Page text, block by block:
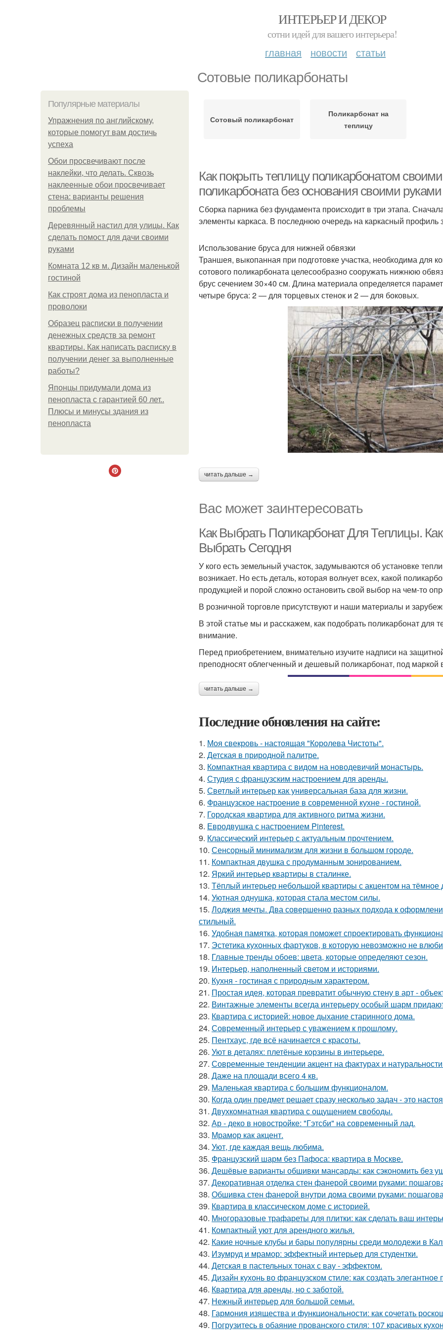
ИНТЕРЬЕР И ДЕКОР
сотни идей для вашего интерьера!
главная новости статьи
Сотовые поликарбонаты
Популярные материалы
Упражнения по английскому,
которые помогут вам достичь
успеха
Обои просвечивают после
наклейки, что делать. Сквозь
наклеенные обои просвечивает
стена: варианты решения
проблемы
Деревянный настил для улицы. Как
сделать помост для дачи своими
руками
Комната 12 кв м. Дизайн маленькой
гостиной
Как строят дома из пенопласта и
проволоки
Образец расписки в получении
денежных средств за ремонт
квартиры. Как написать расписку в
получении денег за выполненные
работы?
Японцы придумали дома из
пенопласта с гарантией 60 лет..
Плюсы и минусы здания из
пенопласта
Сотовый поликарбонат
Поликарбонат на
теплицу
Как покрыть теплицу поликарбонатом
поликарбоната без основания своими руками
Сборка парника без фундамента происходит в три этапа.
элементы каркаса. В последнюю очередь на каркасный профиль
Использование бруса для нижней обвязки
Траншея, выкопанная при подготовке участка, необходима для
сотового поликарбоната целесообразно сооружать нижнюю
брус сечением 30×40 см. Длина материала определяется
четыре бруса: 2 — для торцевых стенок и 2 — для боковых.
читать дальше →
Вас может заинтересовать
Как Выбрать Поликарбонат Для Теплицы.
Выбрать Сегодня
У кого есть земельный участок, задумываются об установке
возникает. Но есть деталь, которая волнует всех, какой
продукцией и порой сложно остановить свой выбор на чем-то
В розничной торговле присутствуют и наши материалы и
В этой статье мы и расскажем, как подобрать поликарбонат для
внимание.
Перед приобретением, внимательно изучите надписи на
преподносят облегченный и дешевый поликарбонат, под маркой
читать дальше →
Последние обновления на сайте:
1. Моя свекровь - настоящая "Королева Чистоты".
2. Детская в природной палитре.
3. Компактная квартира с видом на новодевичий монастырь.
4. Студия с французским настроением для аренды.
5. Светлый интерьер как универсальная база для жизни.
6. Французское настроение в современной кухне - гостиной.
7. Городская квартира для активного ритма жизни.
8. Евродвушка с настроением Pinterest.
9. Классический интерьер с актуальным прочтением.
10. Сенсорный минимализм для жизни в большом городе.
11. Компактная двушка с продуманным зонированием.
12. Яркий интерьер квартиры в сталинке.
13. Тёплый интерьер небольшой квартиры с акцентом на тёмное
14. Уютная однушка, которая стала местом силы.
15. Лоджия мечты. Два совершенно разных подхода к
стильный.
16. Удобная памятка, которая поможет спроектировать
17. Эстетика кухонных фартуков, в которую невозможно не
18. Главные тренды обоев: цвета, которые определяют сезон.
19. Интерьер, наполненный светом и историями.
20. Кухня - гостиная с природным характером.
21. Простая идея, которая превратит обычную стену в арт -
22. Винтажные элементы всегда интерьеру особый шарм
23. Квартира с историей: новое дыхание старинного дома.
24. Современный интерьер с уважением к прошлому.
25. Пентхаус, где всё начинается с красоты.
26. Уют в деталях: плетёные корзины в интерьере.
27. Современные тенденции акцент на фактурах и
28. Даже на площади всего 4 кв.
29. Маленькая квартира с большим функционалом.
30. Когда один предмет решает сразу несколько задач - это
31. Двухкомнатная квартира с ощущением свободы.
32. Ар - деко в новостройке: "Гэтсби" на современный лад.
33. Мрамор как акцент.
34. Уют, где каждая вещь любима.
35. Французский шарм без Пафоса: квартира в Москве.
36. Дешёвые варианты обшивки мансарды: как сэкономить без
37. Декоративная отделка стен фанерой своими руками:
38. Обшивка стен фанерой внутри дома своими руками:
39. Квартира в классическом доме с историей.
40. Многоразовые трафареты для плитки: как сделать ваш
41. Компактный уют для арендного жилья.
42. Какие ночные клубы и бары популярны среди молодежи в
43. Изумруд и мрамор: эффектный интерьер для студентки.
44. Детская в пастельных тонах с вау - эффектом.
45. Дизайн кухонь во французском стиле: как создать элегантное
46. Квартира для аренды, но с заботой.
47. Нежный интерьер для большой семьи.
48. Гармония изящества и функциональности: как сочетать
49. Погрузитесь в обаяние прованского стиля: 107 красивых